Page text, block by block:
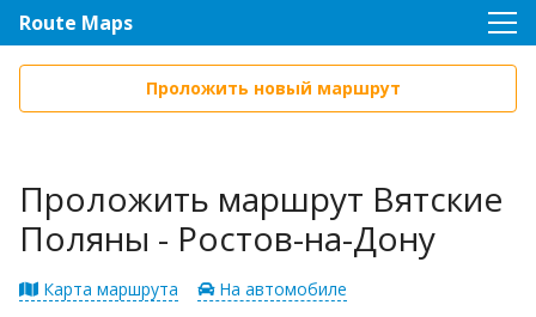
Route Maps
Проложить новый маршрут
Проложить маршрут Вятские
Поляны - Ростов-на-Дону
Карта маршрута
На автомобиле